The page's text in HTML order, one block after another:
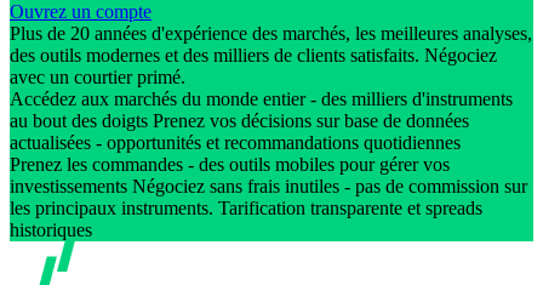
Ouvrez un compte
Plus de 20 années d'expérience des marchés, les meilleures analyses,
des outils modernes et des milliers de clients satisfaits. Négociez
avec un courtier primé.
Accédez aux marchés du monde entier - des milliers d'instruments
au bout des doigts Prenez vos décisions sur base de données
actualisées - opportunités et recommandations quotidiennes
Prenez les commandes - des outils mobiles pour gérer vos
investissements Négociez sans frais inutiles - pas de commission sur
les principaux instruments. Tarification transparente et spreads
historiques